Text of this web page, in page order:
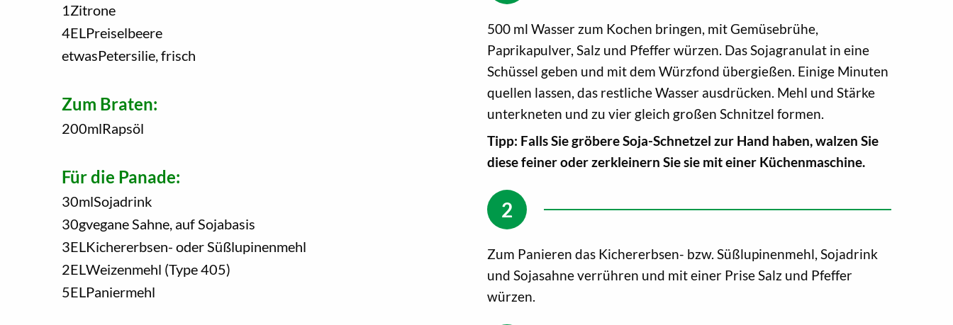
1 Zitrone
4EL Preiselbeere
etwasPetersilie, frisch
Zum Braten:
200mlRapsöl
Für die Panade:
30mlSojadrink
30gvegane Sahne, auf Sojabasis
3EL Kichererbsen- oder Süßlupinenmehl
2EL Weizenmehl (Type 405)
5EL Paniermehl
500 ml Wasser zum Kochen bringen, mit Gemüsebrühe,
Paprikapulver, Salz und Pfeffer würzen. Das Sojagranulat in eine
Schüssel geben und mit dem Würzfond übergießen. Einige Minuten
quellen lassen, das restliche Wasser ausdrücken. Mehl und Stärke
unterkneten und zu vier gleich großen Schnitzel formen.
Tipp: Falls Sie gröbere Soja-Schnetzel zur Hand haben, walzen Sie
diese feiner oder zerkleinern Sie sie mit einer Küchenmaschine.
Zum Panieren das Kichererbsen- bzw. Süßlupinenmehl, Sojadrink
und Sojasahne verrühren und mit einer Prise Salz und Pfeffer
würzen.